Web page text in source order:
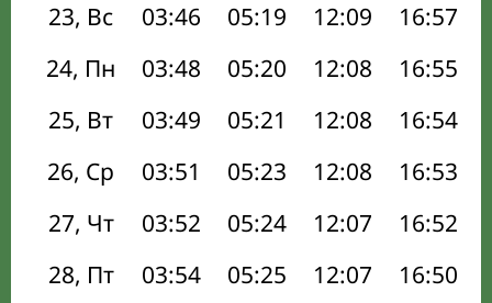
23, Вс
03:46 05:19 12:09 16:57
24, Пн
03:48 05:20 12:08 16:55
25, Вт
03:49 05:21 12:08 16:54
26, Ср
03:51 05:23 12:08 16:53
27, Чт
03:52 05:24 12:07 16:52
28, Пт
03:54 05:25 12:07 16:50